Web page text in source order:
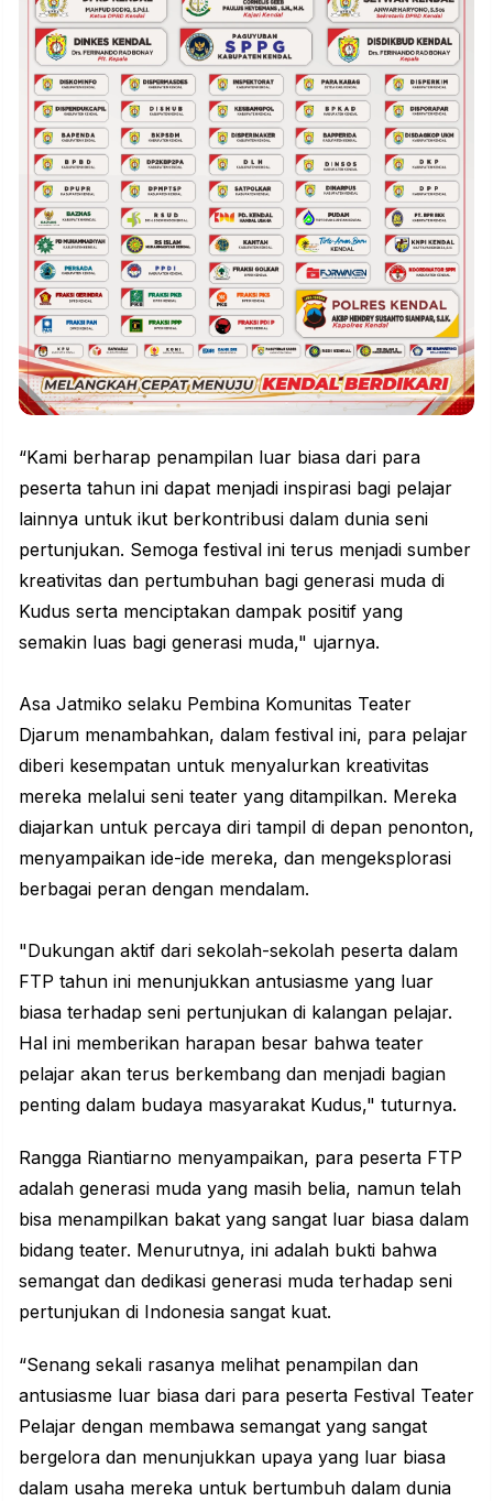
“Kami berharap penampilan luar biasa dari para
peserta tahun ini dapat menjadi inspirasi bagi pelajar
lainnya untuk ikut berkontribusi dalam dunia seni
pertunjukan. Semoga festival ini terus menjadi sumber
kreativitas dan pertumbuhan bagi generasi muda di
Kudus serta menciptakan dampak positif yang
semakin luas bagi generasi muda," ujarnya.
Asa Jatmiko selaku Pembina Komunitas Teater
Djarum menambahkan, dalam festival ini, para pelajar
diberi kesempatan untuk menyalurkan kreativitas
mereka melalui seni teater yang ditampilkan. Mereka
diajarkan untuk percaya diri tampil di depan penonton,
menyampaikan ide-ide mereka, dan mengeksplorasi
berbagai peran dengan mendalam.
"Dukungan aktif dari sekolah-sekolah peserta dalam
FTP tahun ini menunjukkan antusiasme yang luar
biasa terhadap seni pertunjukan di kalangan pelajar.
Hal ini memberikan harapan besar bahwa teater
pelajar akan terus berkembang dan menjadi bagian
penting dalam budaya masyarakat Kudus," tuturnya.
Rangga Riantiarno menyampaikan, para peserta FTP
adalah generasi muda yang masih belia, namun telah
bisa menampilkan bakat yang sangat luar biasa dalam
bidang teater. Menurutnya, ini adalah bukti bahwa
semangat dan dedikasi generasi muda terhadap seni
pertunjukan di Indonesia sangat kuat.
“Senang sekali rasanya melihat penampilan dan
antusiasme luar biasa dari para peserta Festival Teater
Pelajar dengan membawa semangat yang sangat
bergelora dan menunjukkan upaya yang luar biasa
dalam usaha mereka untuk bertumbuh dalam dunia